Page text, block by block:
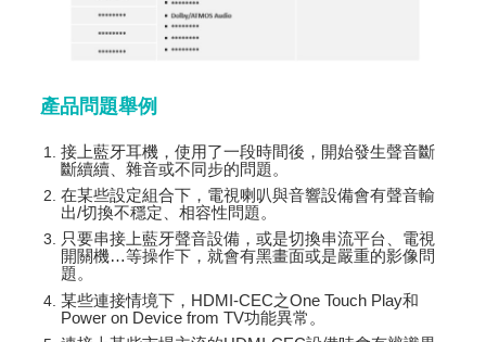
產品問題舉例
接上藍牙耳機，使用了一段時間後，開始發生聲音斷
斷續續、雜音或不同步的問題。
在某些設定組合下，電視喇叭與音響設備會有聲音輸
出/切換不穩定、相容性問題。
只要串接上藍牙聲音設備，或是切換串流平台、電視
開關機…等操作下，就會有黑畫面或是嚴重的影像問
題。
某些連接情境下，HDMI-CEC之One Touch Play和
Power on Device from TV功能異常。